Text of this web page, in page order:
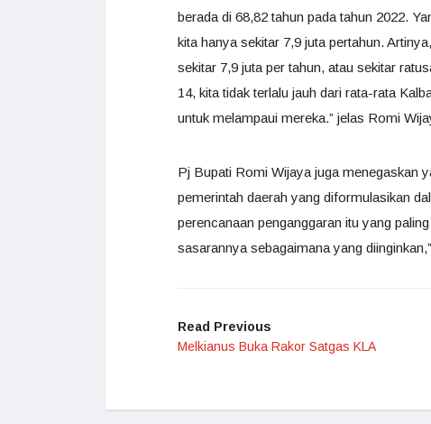
berada di 68,82 tahun pada tahun 2022.
kita hanya sekitar 7,9 juta pertahun.
sekitar 7,9 juta per tahun, atau sekitar
14, kita tidak terlalu jauh dari rata-rata
untuk melampaui mereka.” jelas Romi
Pj Bupati Romi Wijaya juga menegaskan
pemerintah daerah yang diformulasikan
perencanaan penganggaran itu yang
sasarannya sebagaimana yang
Read Previous
Melkianus Buka Rakor Satgas KLA